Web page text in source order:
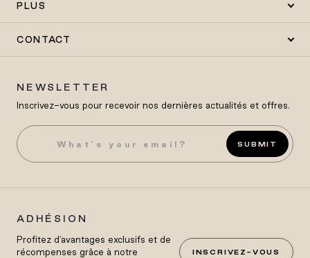
PLUS
CONTACT
NEWSLETTER
Inscrivez-vous pour recevoir nos dernières actualités et offres.
SUBMIT
ADHÉSION
Profitez d'avantages exclusifs et de
récompenses grâce à notre
INSCRIVEZ-VOUS